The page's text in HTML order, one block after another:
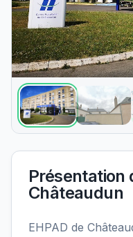
Présentation
Châteaudun
EHPAD de